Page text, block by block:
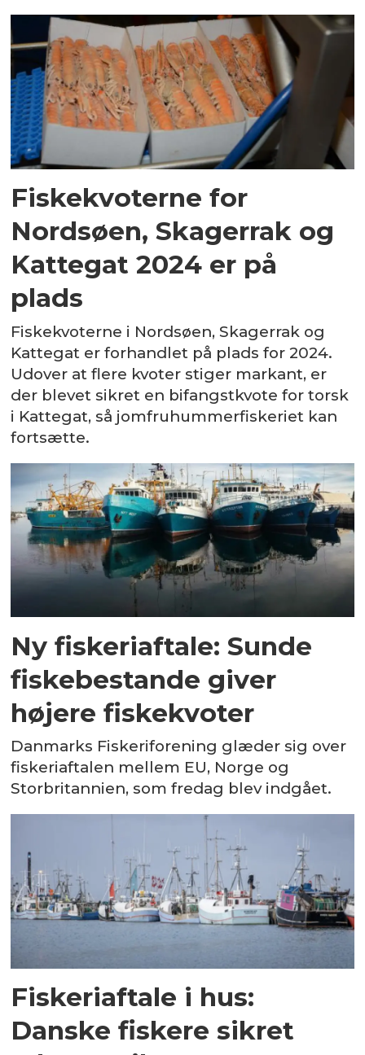
Fiskekvoterne for
Nordsøen, Skagerrak og
Kattegat 2024 er på
plads
Fiskekvoterne i Nordsøen, Skagerrak og
Kattegat er forhandlet på plads for 2024.
Udover at flere kvoter stiger markant, er
der blevet sikret en bifangstkvote for torsk
i Kattegat, så jomfruhummerfiskeriet kan
fortsætte.
Ny fiskeriaftale: Sunde
fiskebestande giver
højere fiskekvoter
Danmarks Fiskeriforening glæder sig over
fiskeriaftalen mellem EU, Norge og
Storbritannien, som fredag blev indgået.
Fiskeriaftale i hus:
Danske fiskere sikret